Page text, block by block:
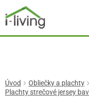
Úvod Obliečky a plachty
Plachty strečové jersey